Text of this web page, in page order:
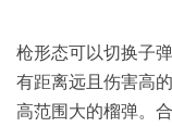
枪形态可以切换子
有距离远且伤害高
高范围大的榴弹。